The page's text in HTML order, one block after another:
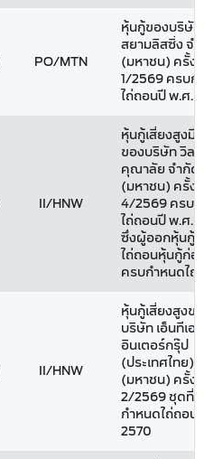
PO/MTN
หุ้นกู้ของบริษั
สยามลิสซิ่ง จ
(มหาชน) ครั้งที่
1/2569 ครบก
ไถ่ถอนปี พ.ศ.
II/HNW
หุ้นกู้เสี่ยงสูงมี
ของบริษัท วิล
คุณาลัย จำกัด
(มหาชน) ครั้งที่
4/2569 ครบ
ไถ่ถอนปี พ.ศ.
ซึ่งผู้ออกหุ้นกู้
ไถ่ถอนหุ้นกู้ก่อ
ครบกำหนดไถ่
II/HNW
หุ้นกู้เสี่ยงสูงข
บริษัท เอ็นทีเอ
อินเตอร์กรุ๊ป
(ประเทศไทย)
(มหาชน) ครั้งที่
2/2569 ชุดที่
กำหนดไถ่ถอน
2570